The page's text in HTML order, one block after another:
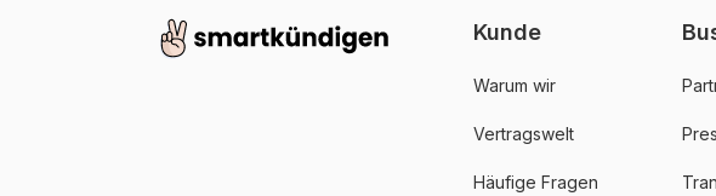
Kunde
Warum wir
Vertragswelt
Häufige Fragen